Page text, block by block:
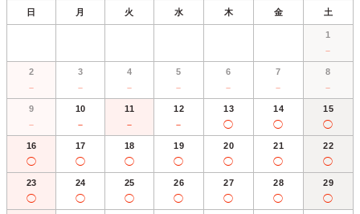
日 月 火 水 木 金 土
1
－
2
－
3
－
4
－
5
－
6
－
7
－
8
－
9
－
10
－
11
－
12
－
13
◯
14
◯
15
◯
16
◯
17
◯
18
◯
19
◯
20
◯
21
◯
22
◯
23
◯
24
◯
25
◯
26
◯
27
◯
28
◯
29
◯